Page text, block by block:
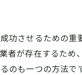
功させるための
者が存在するた
のも一つの方法